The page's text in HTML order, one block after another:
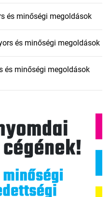
és minőségi megoldások
és minőségi megoldások
és minőségi megoldások